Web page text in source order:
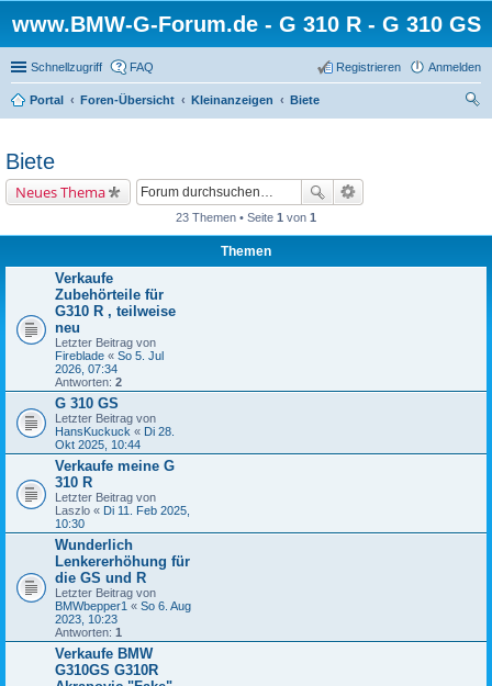
www.BMW-G-Forum.de - G 310 R - G 310 GS
Schnellzugriff FAQ Anmelden
Registrieren
Portal Foren-Übersicht Kleinanzeigen
Biete
Biete
Neues Thema
23 Themen • Seite 1 von 1
Themen
Verkaufe
Zubehörteile für
G310 R , teilweise
neu
Letzter Beitrag von
Fireblade « So 5. Jul
2026, 07:34
Antworten: 2
G 310 GS
Letzter Beitrag von
HansKuckuck « Di 28.
Okt 2025, 10:44
Verkaufe meine G
310 R
Letzter Beitrag von
Laszlo « Di 11. Feb 2025,
10:30
Wunderlich
Lenkererhöhung für
die GS und R
Letzter Beitrag von
BMWbepper1 « So 6. Aug
2023, 10:23
Antworten: 1
Verkaufe BMW
G310GS G310R